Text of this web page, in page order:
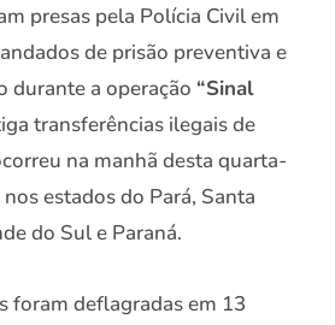
presas pela Polícia Civil em
de prisão preventiva e
durante a operação “Sinal
transferências ilegais de
na manhã desta quarta-
estados do Pará, Santa
do Sul e Paraná.
foram deflagradas em 13